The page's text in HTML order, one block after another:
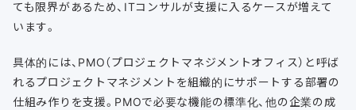
ても限界があるため、ITコンサルが支援に入るケースが増えて
います。
具体的には、PMO（プロジェクトマネジメントオフィス）と呼ば
れるプロジェクトマネジメントを組織的にサポートする部署の
仕組み作りを支援。PMOで必要な機能の標準化、他の企業の成